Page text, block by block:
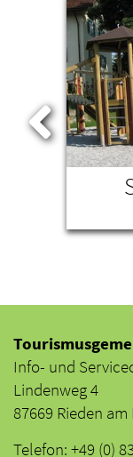
Info- und
Lindenweg 4
87669 Rieden
Telefon: +49 (0)